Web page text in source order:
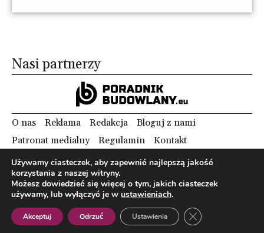
Nasi partnerzy
O nas Reklama Redakcja
Bloguj z nami
Patronat medialny
Regulamin Kontakt
Copyright 2012 Biznes i Styl. Wszystkie prawa zastrzeżone.
Polityka prywatności
Polityka cookies
Polish
Używamy ciasteczek, aby zapewnić najlepszą jakość
korzystania z naszej witryny.
Możesz dowiedzieć się więcej o tym, jakich ciasteczek
używamy, lub wyłączyć je w ustawieniach.
Akceptuj Odrzuć Ustawienia Zamknij panel